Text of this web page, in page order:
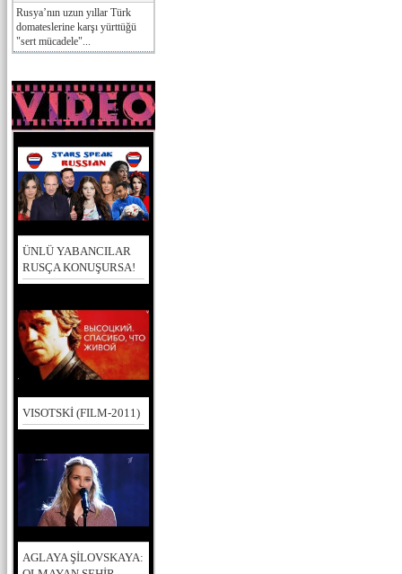
Rusya’nın uzun yıllar Türk
domateslerine karşı yürttüğü
"sert mücadele"...
ÜNLÜ YABANCILAR
RUSÇA KONUŞURSA!
VISOTSKİ (FILM-2011)
AGLAYA ŞİLOVSKAYA: